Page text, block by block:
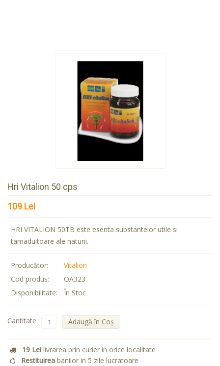
Hri Vitalion 50 cps
109 Lei
HRI VITALION 50TB este esenta substantelor utile si
tamaduitoare ale naturii.
Producător:
Vitalion
Cod produs:
OA323
Disponibilitate:
În Stoc
Cantitate Adaugă în Coş
19 Lei livrarea prin curier in orice localitate
Restituirea banilor in 5 zile lucratoare